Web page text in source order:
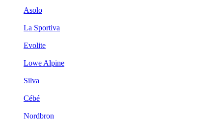
Asolo
La Sportiva
Evolite
Lowe Alpine
Silva
Cébé
Nordbron